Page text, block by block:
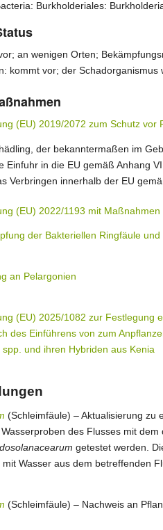
Warnliste der
Ansprechpersonen
Burkholderiales:
an wenigen Orten;
kommt vor; der Schadorganismus
(EU) 2019/2072 zum Schutz vor
der bekanntermaßen im
Einfuhr in die EU gemäß Anhang
Verbringen innerhalb der EU
(EU) 2022/1193 mit
der Bakteriellen Ringfäule
an Pelargonien
(EU) 2025/1082 zur Festlegung
des Einführens von zum
spp. und ihren Hybriden aus Kenia
(Schleimfäule) – Aktualisierung zu
des Flusses mit
getestet werden.
Wasser aus dem betreffenden
(Schleimfäule) – Nachweis an